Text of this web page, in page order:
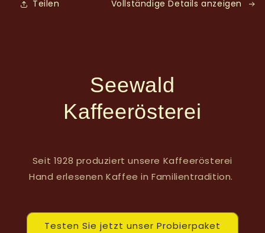
Teilen Vollständige Details anzeigen
Seewald
Kaffeerösterei
Seit 1928 produziert unsere Kaffeerösterei
Hand erlesenen Kaffee in Familientradition.
Testen Sie jetzt unser Probierpaket